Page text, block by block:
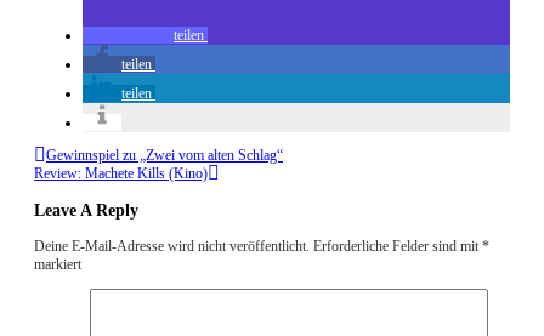
teilen
teilen
teilen
Gewinnspiel zu „Zwei vom alten Schlag“
Review: Machete Kills (Kino)
Leave A Reply
Deine E-Mail-Adresse wird nicht veröffentlicht. Erforderliche Felder sind mit *
markiert